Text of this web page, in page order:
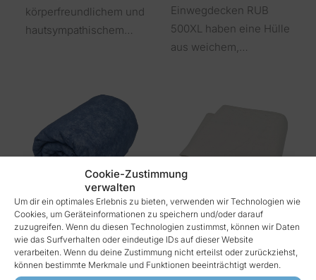
Cookie-Zustimmung
verwalten
Um dir ein optimales Erlebnis zu bieten, verwenden wir Technologien wie
Cookies, um Geräteinformationen zu speichern und/oder darauf
zuzugreifen. Wenn du diesen Technologien zustimmst, können wir Daten
wie das Surfverhalten oder eindeutige IDs auf dieser Website
verarbeiten. Wenn du deine Zustimmung nicht erteilst oder zurückziehst,
können bestimmte Merkmale und Funktionen beeinträchtigt werden.
körperfreundlichem und
hautsympathischem…
Einwegdecken RUB
500XL haben eine Hülle
aus weichem,…
RUB600 Einwegdecke
Medizinische
RTW 350 Einwegdecke
Medizinische